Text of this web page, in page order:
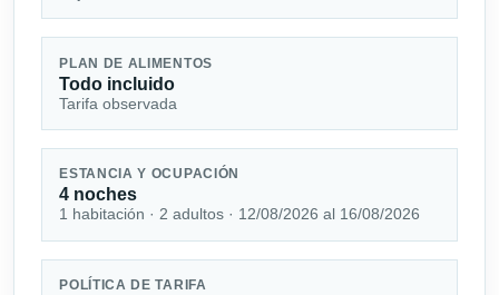
PLAN DE ALIMENTOS
Todo incluido
Tarifa observada
ESTANCIA Y OCUPACIÓN
4 noches
1 habitación · 2 adultos · 12/08/2026 al 16/08/2026
POLÍTICA DE TARIFA